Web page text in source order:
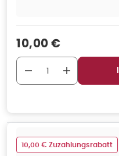
Verkaufspreis
10,00 €
10,00 € Zuzahlungsrabatt